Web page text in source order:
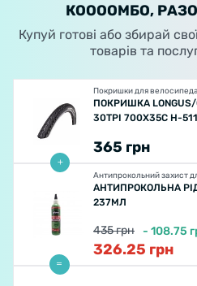
КООООМБО,
Купуй готові або збирай
товарів та
Покришки для велосипеда
ПОКРИШКА LONGUS/
30TPI 700X35C H-
365 грн
Антипрокольний захист
АНТИПРОКОЛЬНА
237МЛ
435грн - 108.75
326.25 грн